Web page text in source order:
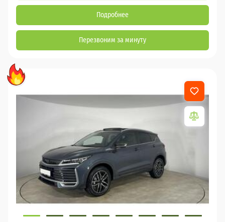
Подробнее
Перезвоним за минуту